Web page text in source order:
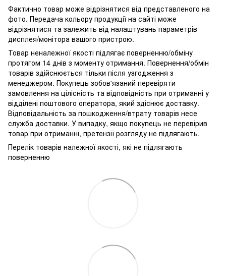
Фактично товар може відрізнятися від представленого на
фото. Передача кольору продукції на сайті може
відрізнятися та залежить від налаштувань параметрів
дисплея/монітора вашого пристрою.
Товар неналежної якості підлягає поверненню/обміну
протягом 14 днів з моменту отримання. Повернення/обмін
товарів здійснюється тільки після узгодження з
менеджером. Покупець зобов'язаний перевіряти
замовлення на цілісність та відповідність при отриманні у
відділені поштового оператора, який здіснює доставку.
Відповідальність за пошкодження/втрату товарів несе
служба доставки. У випадку, якщо покупець не перевірив
товар при отриманні, претензії розгляду не підлягають.
Перелік товарів належної якості, які не підлягають
поверненню